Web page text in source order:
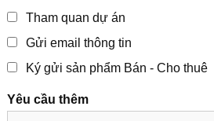
Tham quan dự án
Gửi email thông tin
Ký gửi sản phẩm Bán - Cho thuê
Yêu cầu thêm